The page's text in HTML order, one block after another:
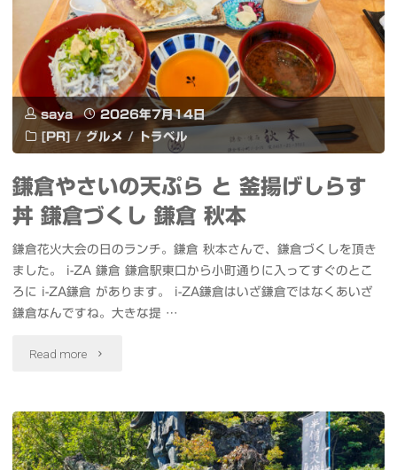
錦
糸
町
パ
コ"
シ
ン
グ
ル
が
ど
く
記
saya
2026年7月14日
[PR] / グルメ / トラベル
鎌倉やさいの天ぷら と 釜揚げしらす
丼 鎌倉づくし 鎌倉 秋本
鎌倉花火大会の日のランチ。鎌倉 秋本さんで、鎌倉づくしを頂き
ました。 i-ZA 鎌倉 鎌倉駅東口から小町通りに入ってすぐのとこ
ろに i-ZA鎌倉 があります。 i-ZA鎌倉はいざ鎌倉ではなくあいざ
鎌倉なんですね。大きな提 …
Read more "鎌
や
さ